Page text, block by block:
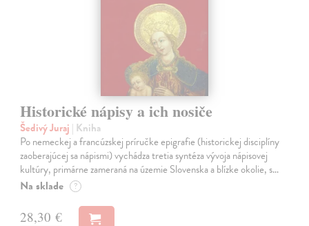
Historické nápisy a ich nosiče
Šedivý Juraj | Kniha
Po nemeckej a francúzskej príručke epigrafie (historickej disciplíny
zaoberajúcej sa nápismi) vychádza tretia syntéza vývoja nápisovej
kultúry, primárne zameraná na územie Slovenska a blízke okolie, s…
Na sklade ?
28,30 €